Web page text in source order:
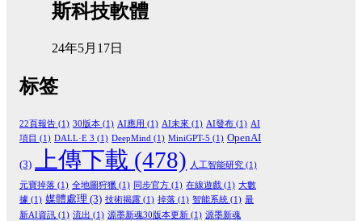
斯科技軟體
24年5月17日
标签
22頁報告 (1) 30版本 (1) AI應用 (1) AI未來 (1) AI發布 (1) AI
項目 (1) DALL·E 3 (1) DeepMind (1) MiniGPT-5 (1) OpenAI
(3) 上傳下載 (478) 人工智能研究 (1)
元寶掉落 (1) 全地圖狩獵 (1) 同步官方 (1) 在線遊戲 (1) 大數
據 (1) 媒體處理 (3) 技術揭露 (1) 掉落 (1) 智能系統 (1) 最
新AI資訊 (1) 流出 (1) 源墨新魂30版本更新 (1) 源墨新魂